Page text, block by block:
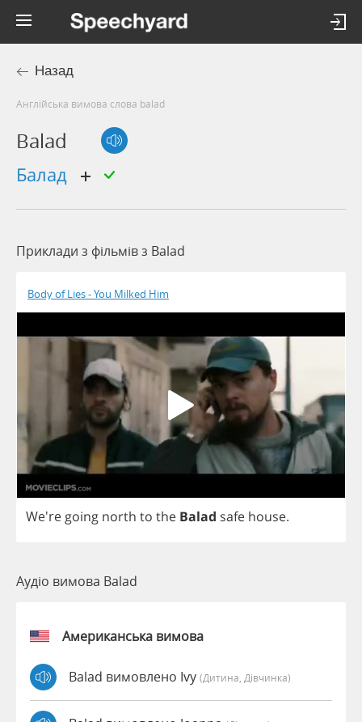
Назад
Англійська вимова слова balad
Balad
балад
Приклади з фільмів з Balad
Body of Lies - You Milked Him
We're going north to the Balad safe house.
Аудіо вимова Balad
Американська вимова
Balad вимовлено Ivy (дитина, Дівчинка)